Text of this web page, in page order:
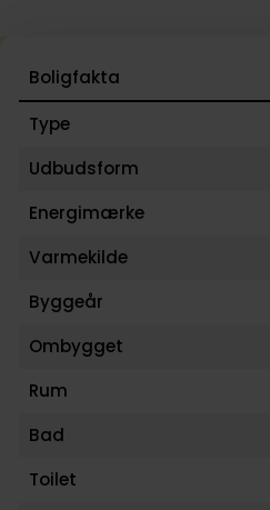
Boligfakta
Type
Udbudsform
Energimærke
Varmekilde
Byggeår
Ombygget
Rum
Bad
Toilet